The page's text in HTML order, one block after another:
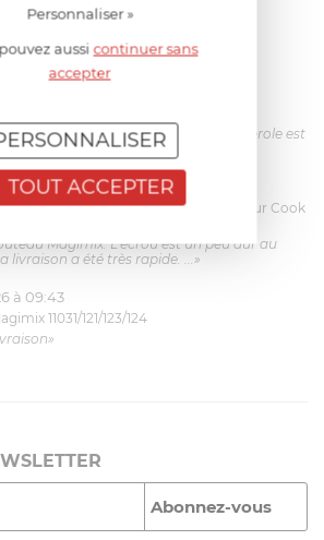
5 ply poignée fixe
produit de haute qualité. Cette casserole est
des sauces et vient complé...»
06/2026 à 11:17
joint & écrou pour le robot cuiseur Cook
Magimix. L'écrou est un peu dur au
livraison a été très rapide. ...»
à 09:43
11031/121/123/124
Personnaliser »
aussicontinuer sans
accepter
TOUT ACCEPTER